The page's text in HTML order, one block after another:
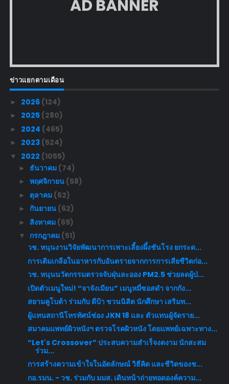
AD BANNER
ข่าวแยกตามเดือน
► 2026 (124)
► 2025 (280)
► 2024 (465)
► 2023 (524)
▼ 2022 (1055)
► ธันวาคม (74)
► พฤศจิกายน (58)
► ตุลาคม (62)
► กันยายน (62)
► สิงหาคม (69)
▼ กรกฎาคม (51)
วช. หนุนงานวิจัยพัฒนาการเพาะเลี้ยงผึ้งชันโรง ยกระด...
การเติมเกลือในอาหารกับอันตรายจากการการเสียชีวิตก่อ...
วช. หนุนนวัตกรรมตรวจจับฝุ่นละออง PM2.5 ช่วยลดผู้ป่...
เปิดตัวเมนูใหม่! “จาจังเมียน” เมนูหมี่ซอสดำ จากกัง...
สยามคูโบต้า ร่วมกับ ดีป้า ชวนนิสิต นักศึกษา เสริมท...
ผู้แทนสถานีโทรทัศน์ช่อง JKN 18 และ ตัวแทนผู้จัดราย...
สมาคมแพทย์ผิวหนังฯ ตรวจโรคผิวหนัง โดยแพทย์เฉพาะทาง...
“Let's Crossover” ประสบความสำเร็จงดงาม นักสะสม
ร่วม...
การสร้างความเข้าใจในอัตลักษณ์ วิธีคิด และชีวิตของช...
กอ.รมน. - วช. ร่วมกับ มมส. เดินหน้าถ่ายทอดองค์ความ...